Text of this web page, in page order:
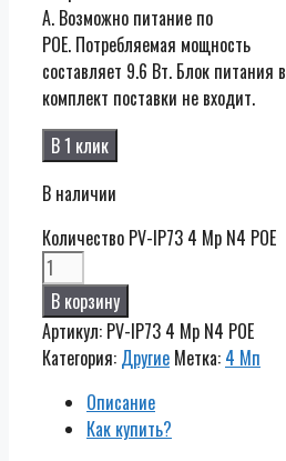
А. Возможно питание по
POE. Потребляемая мощность
составляет 9.6 Вт. Блок питания в
комплект поставки не входит.
В 1 клик
В наличии
Количество PV-IP73 4 Mp N4 POE
В корзину
Артикул: PV-IP73 4 Mp N4 POE
Категория: Другие Метка: 4 Мп
Описание
Как купить?